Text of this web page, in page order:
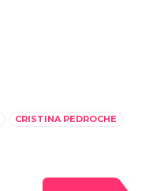
CRISTINA PEDROCHE